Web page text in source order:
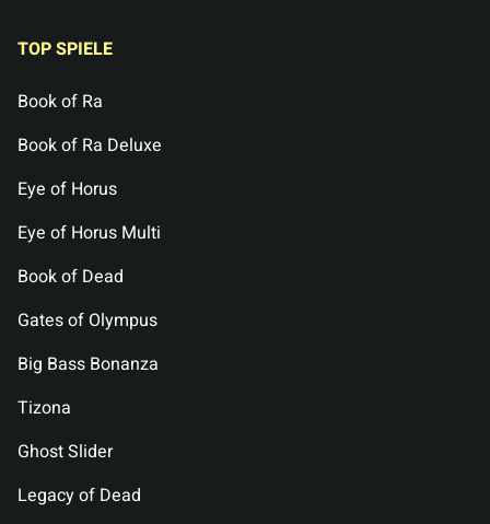
TOP SPIELE
Book of Ra
Book of Ra Deluxe
Eye of Horus
Eye of Horus Multi
Book of Dead
Gates of Olympus
Big Bass Bonanza
Tizona
Ghost Slider
Legacy of Dead